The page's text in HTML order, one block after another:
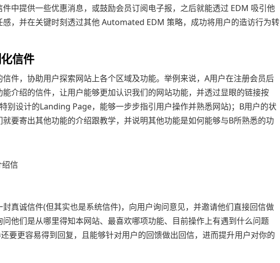
中提供一些优惠消息，或鼓励会员订阅电子报，之后就能透过 EDM 吸引他
，并在关键时刻透过其他 Automated EDM 策略，成功将用户的造访行为转
信件
，协助用户探索网站上各个区域及功能。举例来说，A用户在注册会员后
介绍的信件，让用户能够更加认识我们的网站功能，并透过显眼的链接按
别设计的Landing Page，能够一步步指引用户操作并熟悉网站)；B用户的状
要寄出其他功能的介绍跟教学，并说明其他功能是如何能够与B所熟悉的功
诚信件(但其实也是系统信件)，向用户询问意见，并邀请他们直接回信做
他们是从哪里得知本网站、最喜欢哪项功能、目前操作上有遇到什么问题
要更容易得到回复，且能够针对用户的回馈做出回信，进而提升用户对你的